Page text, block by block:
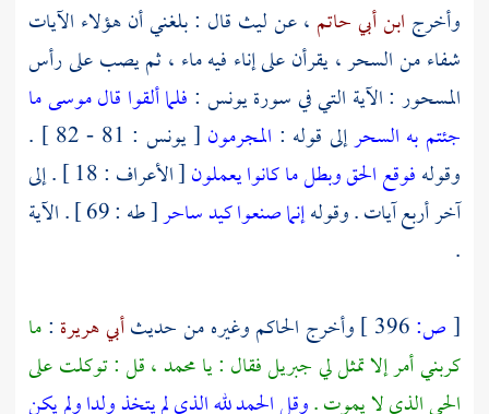
وأخرج ابن أبي حاتم ، عنليث قال : بلغني أن هؤلاء الآيات
شفاء من السحر ، يقرأن على إناء فيه ماء ، ثم يصب على رأس
المسحور : الآية التي في سورة يونس : فلما ألقوا قال موسى ما
جئتم به السحرإلى قوله : المجرمون
[ يونس : 81 - 82 ] .
وقولهفوقع الحق وبطل ما كانوا يعملون
[ الأعراف : 18 ] . إلى
آخر أربع آيات . وقولهإنما صنعوا كيد ساحر
[ طه : 69 ] . الآية
.
[ص: وأخرج الحاكموغيره من حديثأبي هريرة :ما
كربني أمر إلا تمثل لي جبريل فقال : يامحمد، قل : توكلت على
الحي الذي لا يموت .وقل الحمد لله الذي لم يتخذ ولدا ولم يكن